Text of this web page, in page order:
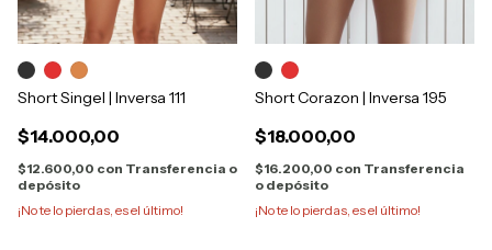
Short Singel | Inversa 111
$14.000,00
$12.600,00 con Transferencia o
depósito
¡No te lo pierdas, es el último!
Short Corazon | Inversa 195
$18.000,00
$16.200,00 con Transferencia
o depósito
¡No te lo pierdas, es el último!